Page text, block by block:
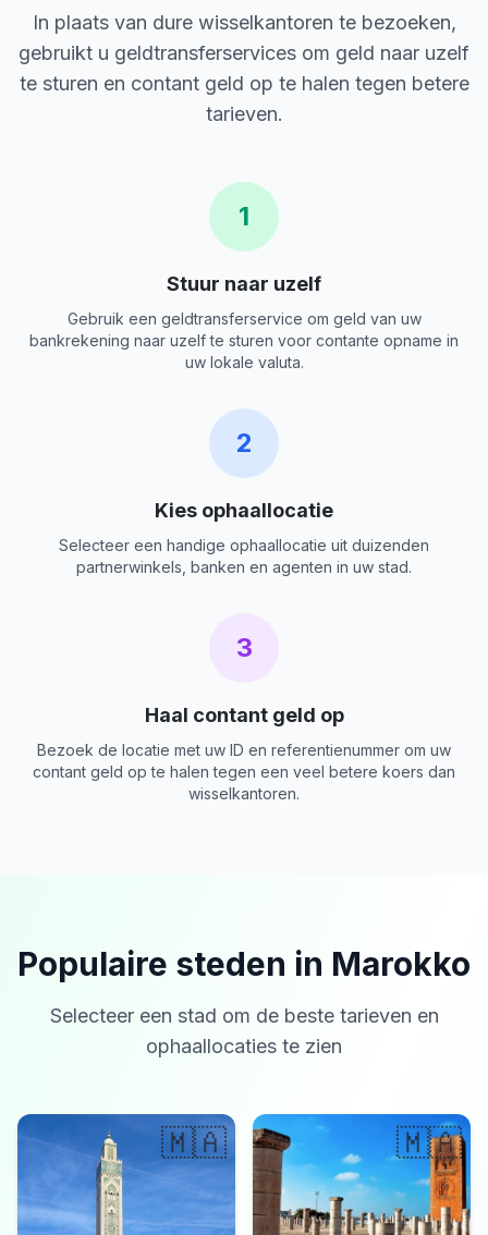
In plaats van dure wisselkantoren te bezoeken,
gebruikt u geldtransferservices om geld naar uzelf
te sturen en contant geld op te halen tegen betere
tarieven.
1
Stuur naar uzelf
Gebruik een geldtransferservice om geld van uw
bankrekening naar uzelf te sturen voor contante opname in
uw lokale valuta.
2
Kies ophaallocatie
Selecteer een handige ophaallocatie uit duizenden
partnerwinkels, banken en agenten in uw stad.
3
Haal contant geld op
Bezoek de locatie met uw ID en referentienummer om uw
contant geld op te halen tegen een veel betere koers dan
wisselkantoren.
Populaire steden in Marokko
Selecteer een stad om de beste tarieven en
ophaallocaties te zien
🇲🇦 🇲🇦